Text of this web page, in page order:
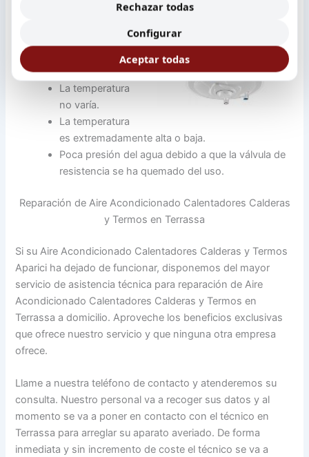
de las tuberías.
Problema en el
termostato.
La temperatura
no varía.
La temperatura
es extremadamente alta o baja.
Poca presión del agua debido a que la válvula de
resistencia se ha quemado del uso.
Reparación de Aire Acondicionado Calentadores Calderas
y Termos en Terrassa
Si su Aire Acondicionado Calentadores Calderas y Termos
Aparici ha dejado de funcionar, disponemos del mayor
servicio de asistencia técnica para reparación de Aire
Acondicionado Calentadores Calderas y Termos en
Terrassa a domicilio. Aproveche los beneficios exclusivas
que ofrece nuestro servicio y que ninguna otra empresa
ofrece.
Llame a nuestra teléfono de contacto y atenderemos su
consulta. Nuestro personal va a recoger sus datos y al
momento se va a poner en contacto con el técnico en
Terrassa para arreglar su aparato averiado. De forma
inmediata y sin incremento de coste el técnico se va a
Rechazar todas
Configurar
Aceptar todas